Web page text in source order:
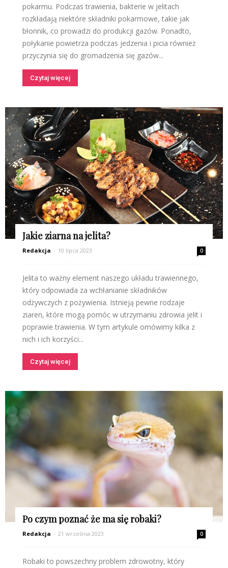
pokarmu. Podczas trawienia, bakterie w jelitach
rozkładają niektóre składniki pokarmowe, takie jak
błonnik, co prowadzi do produkcji gazów. Ponadto,
połykanie powietrza podczas jedzenia i picia również
przyczynia się do gromadzenia się gazów...
Czytaj więcej
Jakie ziarna na jelita?
Redakcja - 10 lipca 2023 0
Jelita to ważny element naszego układu trawiennego,
który odpowiada za wchłanianie składników
odżywczych z pożywienia. Istnieją pewne rodzaje
ziaren, które mogą pomóc w utrzymaniu zdrowia jelit i
poprawie trawienia. W tym artykule omówimy kilka z
nich i ich korzyści...
Czytaj więcej
Po czym poznać że ma się robaki?
Redakcja - 21 września 2023 0
Robaki to powszechny problem zdrowotny, który